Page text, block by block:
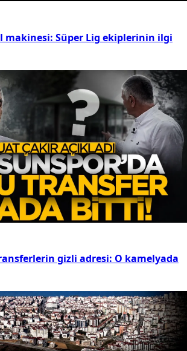
makinesi: Süper Lig ekiplerinin ilgi
gizli adresi: O kamelyada